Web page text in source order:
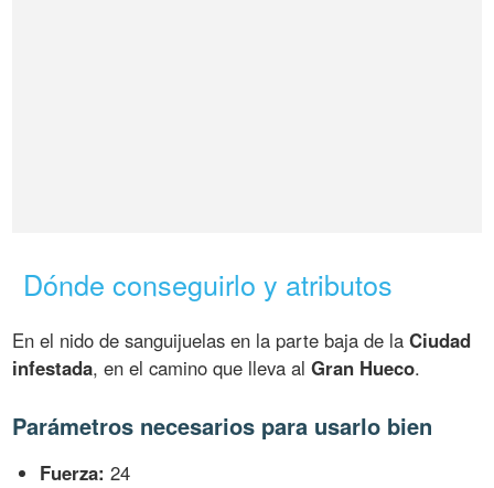
Dónde conseguirlo y atributos
En el nido de sanguijuelas en la parte baja de laCiudad
infestada, en el camino que lleva alGran Hueco.
Parámetros necesarios para usarlo bien
Fuerza: 24